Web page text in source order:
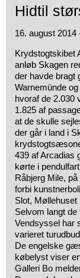
Hidtil
16. august 2014
Krydstogtskibet
anløb Skagen
der havde bragt
Warnemünde
hvoraf de 2.030
1.825 af
at de skulle
der går i land i
439 af Arcadias
kørte i
Råbjerg Mile,
forbi
Slot, Møllehuset
Selvom langt
Vendsyssel har
varieret
De engelske
købelyst viser
Galleri Bo